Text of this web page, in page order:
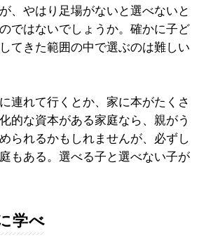
、やはり足場がないと選べないと
ではないでしょうか。確かに子ど
てきた範囲の中で選ぶのは難しい
連れて行くとか、家に本がたくさ
的な資本がある家庭なら、親がう
られるかもしれませんが、必ずし
もある。選べる子と選べない子が
学べ